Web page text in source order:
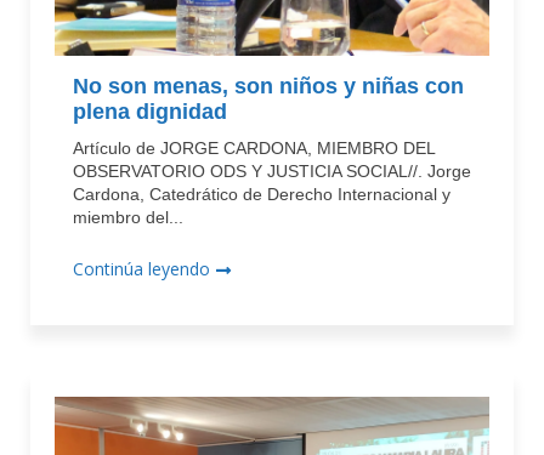
No son menas, son niños y niñas con
plena dignidad
Artículo de JORGE CARDONA, MIEMBRO DEL
OBSERVATORIO ODS Y JUSTICIA SOCIAL//. Jorge
Cardona, Catedrático de Derecho Internacional y
miembro del...
Continúa leyendo